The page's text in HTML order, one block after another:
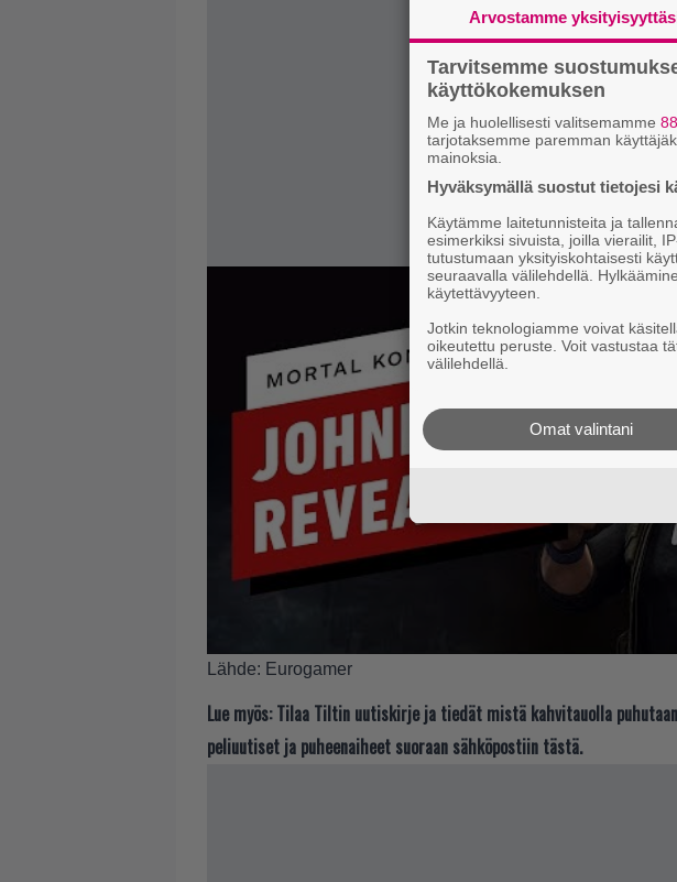
Lähde: Eurogamer
Lue myös: Tilaa Tiltin uutiskirje ja tiedät mistä kahvitauolla
peliuutiset ja puheenaiheet suoraan sähköpostiin tästä.
Arvostamme
Tarvitsemme
käyttökokemuksen
Me ja huolellisesti valitsemamme
tarjotaksemme paremman
mainoksia.
Hyväksymällä suostut tietojesi
Käytämme laitetunnisteita ja
esimerkiksi sivuista, joilla vierailit,
tutustumaan yksityiskohtaisesti
seuraavalla välilehdellä.
käytettävyyteen.
Jotkin teknologiamme voivat
oikeutettu peruste. Voit vastustaa
välilehdellä.
Omat valintani